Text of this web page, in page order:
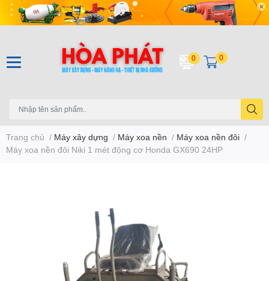
0 0
Trang chủ / Máy xây dựng / Máy xoa nền / Máy xoa nền đôi /
Máy xoa nền đôi Niki 1 mét động cơ Honda GX690 24HP